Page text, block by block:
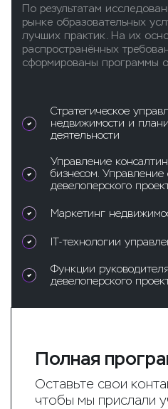
По результатам
рынке образовательных
лучших практик. На их
распространённых
сформированы программы
Стратегическое
недвижимости и
деятельности
Управление
бизнесом.
девелоперского
Маркетинг
IT-технологии
Функции
девелоперского
Полная
Оставьте свои
чтобы мы прислали